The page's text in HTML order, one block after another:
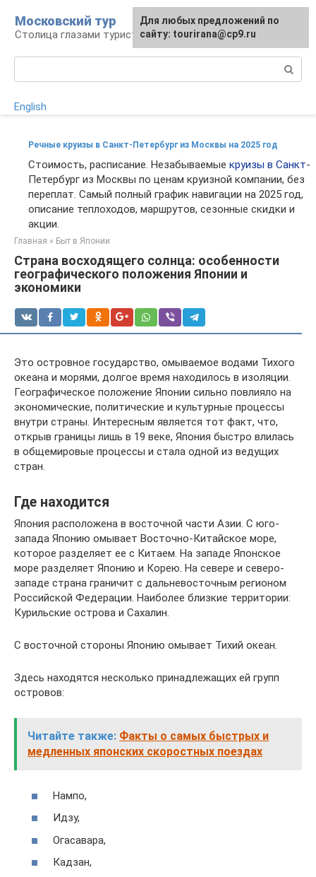
контенту
Московский тур
Столица глазами туриста
English
Речные круизы в Санкт-Петербург из Москвы на 2025 год
Стоимость, расписание. Незабываемые круизы в Санкт-
Петербург из Москвы по ценам круизной компании, без
переплат. Самый полный график навигации на 2025 год,
описание теплоходов, маршрутов, сезонные скидки и
акции.
Главная » Быт в Японии
Страна восходящего солнца: особенности
географического положения Японии и
экономики
Это островное государство, омываемое водами Тихого
океана и морями, долгое время находилось в изоляции.
Географическое положение Японии сильно повлияло на
экономические, политические и культурные процессы
внутри страны. Интересным является тот факт, что,
открыв границы лишь в 19 веке, Япония быстро влилась
в общемировые процессы и стала одной из ведущих
стран.
Где находится
Япония расположена в восточной части Азии. С юго-
запада Японию омывает Восточно-Китайское море,
которое разделяет ее с Китаем. На западе Японское
море разделяет Японию и Корею. На севере и северо-
западе страна граничит с дальневосточным регионом
Российской Федерации. Наиболее близкие территории:
Курильские острова и Сахалин.
С восточной стороны Японию омывает Тихий океан.
Здесь находятся несколько принадлежащих ей групп
островов:
Читайте также: Факты о самых быстрых и
медленных японских скоростных поездах
Нампо,
Идзу,
Огасавара,
Кадзан,
Для любых предложений по
сайту: tourirana@cp9.ru